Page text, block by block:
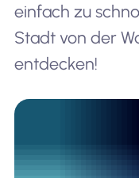
einfach zu
Stadt von der
entdecken!